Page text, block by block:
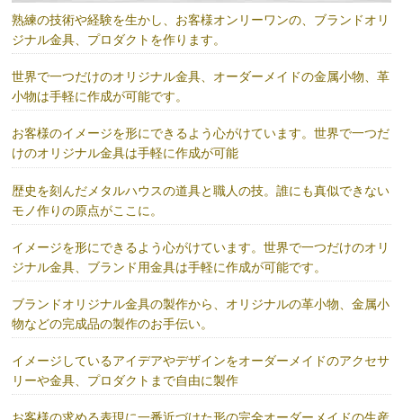
熟練の技術や経験を生かし、お客様オンリーワンの、ブランドオリ
ジナル金具、プロダクトを作ります。
世界で一つだけのオリジナル金具、オーダーメイドの金属小物、革
小物は手軽に作成が可能です。
お客様のイメージを形にできるよう心がけています。世界で一つだ
けのオリジナル金具は手軽に作成が可能
歴史を刻んだメタルハウスの道具と職人の技。誰にも真似できない
モノ作りの原点がここに。
イメージを形にできるよう心がけています。世界で一つだけのオリ
ジナル金具、ブランド用金具は手軽に作成が可能です。
ブランドオリジナル金具の製作から、オリジナルの革小物、金属小
物などの完成品の製作のお手伝い。
イメージしているアイデアやデザインをオーダーメイドのアクセサ
リーや金具、プロダクトまで自由に製作